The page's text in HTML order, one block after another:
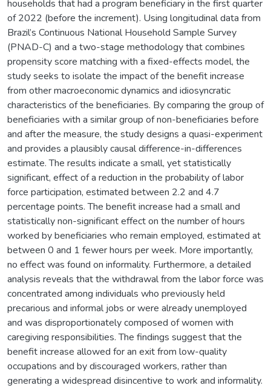
households that had a program beneficiary in the first quarter
of 2022 (before the increment). Using longitudinal data from
Brazil’s Continuous National Household Sample Survey
(PNAD-C) and a two-stage methodology that combines
propensity score matching with a fixed-effects model, the
study seeks to isolate the impact of the benefit increase
from other macroeconomic dynamics and idiosyncratic
characteristics of the beneficiaries. By comparing the group of
beneficiaries with a similar group of non-beneficiaries before
and after the measure, the study designs a quasi-experiment
and provides a plausibly causal difference-in-differences
estimate. The results indicate a small, yet statistically
significant, effect of a reduction in the probability of labor
force participation, estimated between 2.2 and 4.7
percentage points. The benefit increase had a small and
statistically non-significant effect on the number of hours
worked by beneficiaries who remain employed, estimated at
between 0 and 1 fewer hours per week. More importantly,
no effect was found on informality. Furthermore, a detailed
analysis reveals that the withdrawal from the labor force was
concentrated among individuals who previously held
precarious and informal jobs or were already unemployed
and was disproportionately composed of women with
caregiving responsibilities. The findings suggest that the
benefit increase allowed for an exit from low-quality
occupations and by discouraged workers, rather than
generating a widespread disincentive to work and informality.